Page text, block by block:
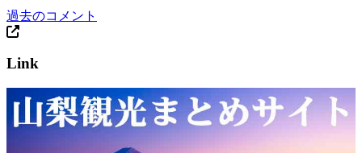
過去のコメント
Link